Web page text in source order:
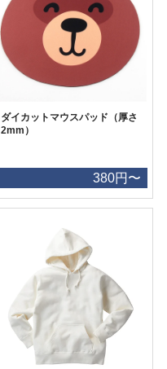
ダイカットマウスパッド（厚さ
2mm）
380円〜